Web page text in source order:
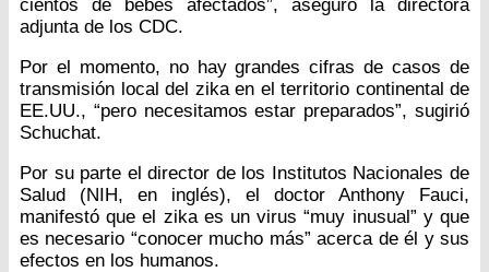
cientos de bebés afectados”, aseguró la directora
adjunta de los CDC.
Por el momento, no hay grandes cifras de casos de
transmisión local del zika en el territorio continental de
EE.UU., “pero necesitamos estar preparados”, sugirió
Schuchat.
Por su parte el director de los Institutos Nacionales de
Salud (NIH, en inglés), el doctor Anthony Fauci,
manifestó que el zika es un virus “muy inusual” y que
es necesario “conocer mucho más” acerca de él y sus
efectos en los humanos.